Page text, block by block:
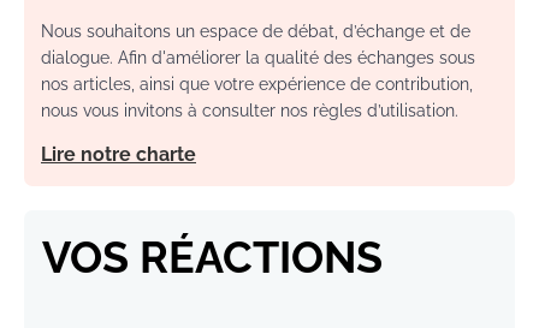
Nous souhaitons un espace de débat, d’échange et de
dialogue. Afin d'améliorer la qualité des échanges sous
nos articles, ainsi que votre expérience de contribution,
nous vous invitons à consulter nos règles d’utilisation.
Lire notre charte
VOS RÉACTIONS